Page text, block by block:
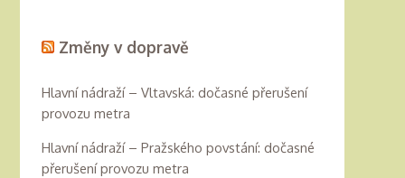
Změny v dopravě
Hlavní nádraží – Vltavská: dočasné přerušení
provozu metra
Hlavní nádraží – Pražského povstání: dočasné
přerušení provozu metra